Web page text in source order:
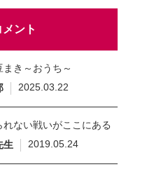
メント
まき～おうち～
2025.03.22
れない戦いがここにある
生
2019.05.24